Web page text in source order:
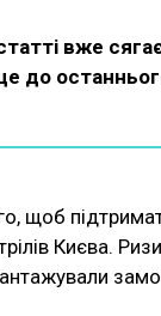
вже
до
щоб
Києва.